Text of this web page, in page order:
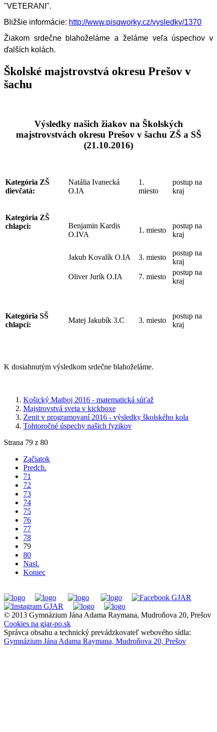
"VETERANI".
Bližšie informácie: http://www.pisqworky.cz/vysledky/1370
Žiakom srdečne blahoželáme a želáme veľa úspechov v
ďalších kolách.
Školské majstrovstvá okresu Prešov v
šachu
Výsledky našich žiakov na Školských
majstrovstvách okresu Prešov v šachu ZŠ a SŠ
(21.10.2016)
Kategória ZŠ
dievčatá:
Natália Ivanecká
O.IA
1.
miesto
postup na
kraj
Kategória ZŠ
chlapci:
Benjamin Kardis
O.IVA
1. miesto
postup na
kraj
Jakub Kovalík O.IA 3. miesto
postup na
kraj
Oliver Jurík O.IA
7. miesto
postup na
kraj
Kategória SŠ
chlapci:
Matej Jakubík 3.C 3. miesto
postup na
kraj
K dosiahnutým výsledkom srdečne blahoželáme.
Košický Matboj 2016 - matematická súťaž
Majstrovstvá sveta v kickboxe
Zenit v programovaní 2016 - výsledky školského kola
Tohtoročné úspechy našich fyzikov
Strana 79 z 80
Začiatok
Predch.
71
72
73
74
75
76
77
78
79
80
Nasl.
Koniec
© 2013 Gymnázium Jána Adama Raymana, Mudroňova 20, Prešov
Cookies na gjar-po.sk
Správca obsahu a technický prevádzkovateľ webového sídla:
Gymnázium Jána Adama Raymana, Mudroňova 20, Prešov